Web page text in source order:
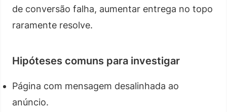
de conversão falha, aumentar entrega no topo
raramente resolve.
Hipóteses comuns para investigar
Página com mensagem desalinhada ao
anúncio.